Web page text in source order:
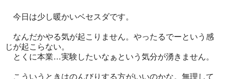
今日は少し暖かいベセスダです。
なんだかやる気が起こりません。やったるでーという感
じが起こらない。
とくに本業…実験したいなぁという気分が湧きません。
こういうときはのんびりする方がいいのかな。無理して